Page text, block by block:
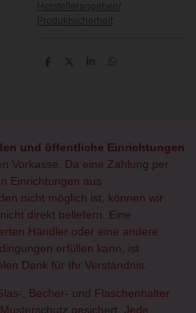
Herstellerangaben/
Produktsicherheit
T
T
T
und öffentliche Einrichtungen
Vorkasse. Da eine Zahlung per
Einrichtungen aus
nicht möglich ist, können wir
direkt beliefern. Eine
Händler oder eine andere
erfüllen kann, ist
Dank für Ihr Verständnis.
, Becher- und Flaschenhalter
gesichert. Jede